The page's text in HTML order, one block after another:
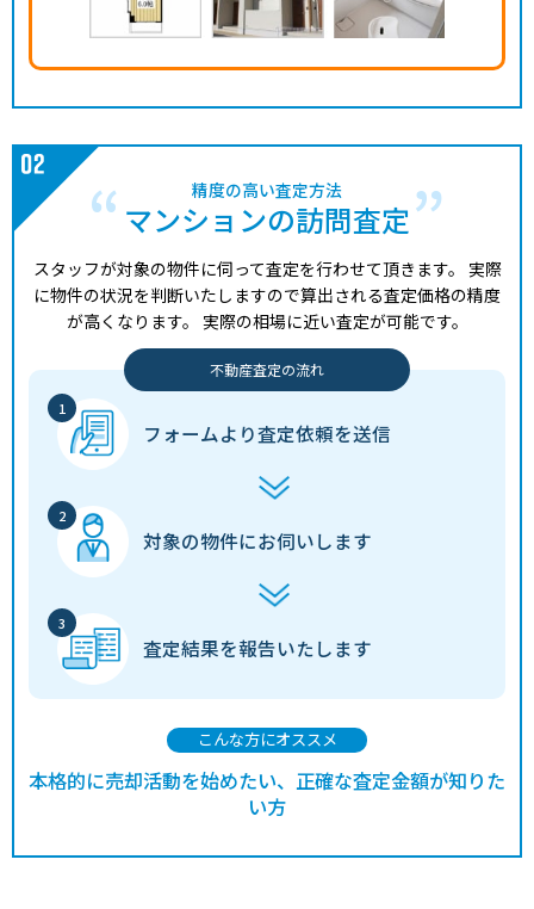
精度の高い査定方法
マンションの訪問査定
スタッフが対象の物件に伺って査定を行わせて頂きます。 実際
に物件の状況を判断いたしますので算出される査定価格の精度
が高くなります。 実際の相場に近い査定が可能です。
不動産査定の流れ
フォームより査定依頼を送信
対象の物件にお伺いします
査定結果を報告いたします
こんな方にオススメ
本格的に売却活動を始めたい、正確な査定金額が知りた
い方